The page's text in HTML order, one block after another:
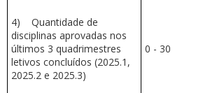
4) Quantidade de
disciplinas aprovadas nos
últimos 3 quadrimestres
letivos concluídos (2025.1,
2025.2 e 2025.3)
0 - 30